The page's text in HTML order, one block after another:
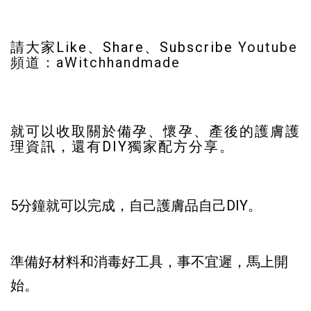
請大家Like、Share、Subscribe Youtube
頻道：aWitchhandmade
就可以收取關於備孕、懷孕、產後的護膚護
理資訊，還有DIY獨家配方分享。
5分鐘就可以完成，自己護膚品自己DIY。
準備好材料和消毒好工具，事不宜遲，馬上開
始。